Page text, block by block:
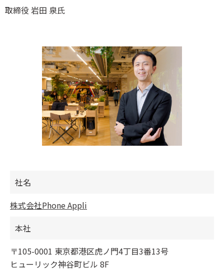
取締役 岩田 泉氏
社名
株式会社Phone Appli
本社
〒105-0001 東京都港区虎ノ門4丁目3番13号
ヒューリック神谷町ビル 8F